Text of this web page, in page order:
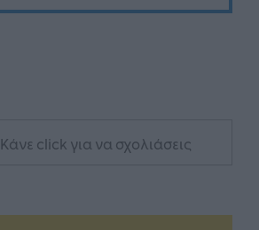
click για να σχολιάσεις